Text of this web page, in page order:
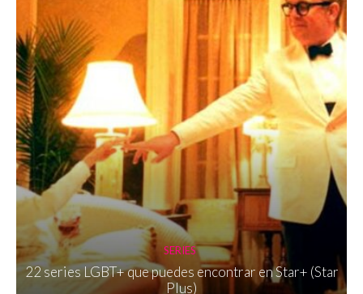
SERIES
22 series LGBT+ que puedes encontrar en Star+ (Star
Plus)